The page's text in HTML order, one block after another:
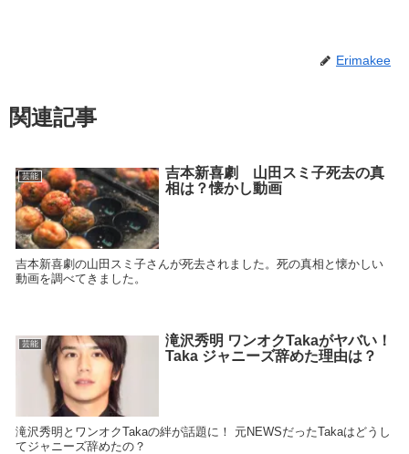
Erimakee
関連記事
芸能
吉本新喜劇 山田スミ子死去の真
相は？懐かし動画
吉本新喜劇の山田スミ子さんが死去されました。死の真相と懐かしい
動画を調べてきました。
芸能
滝沢秀明 ワンオクTakaがヤバい！
Taka ジャニーズ辞めた理由は？
滝沢秀明とワンオクTakaの絆が話題に！ 元NEWSだったTakaはどうし
てジャニーズ辞めたの？